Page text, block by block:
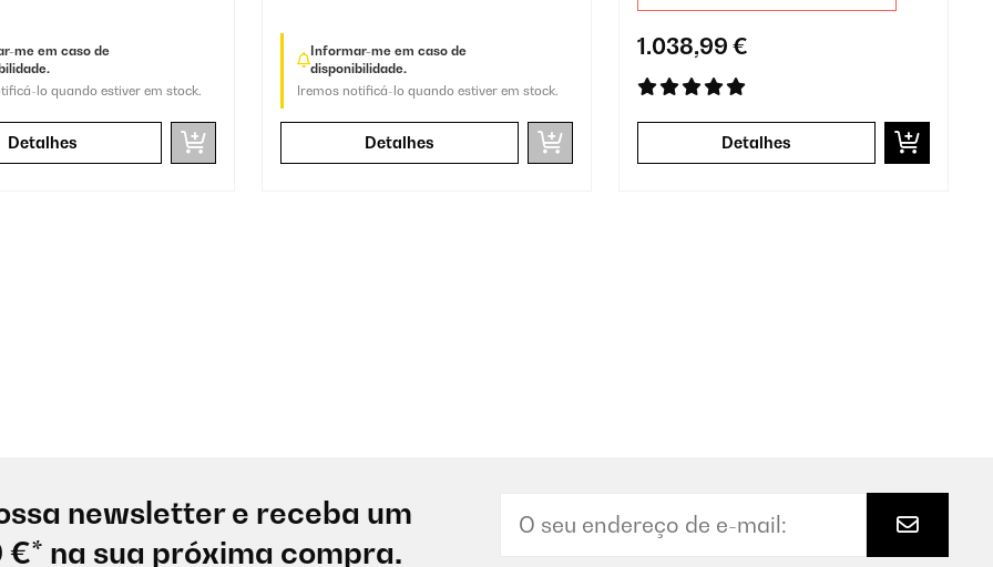
me em caso de
lo quando estiver em stock.
Detalhes
Informar-me em caso de
disponibilidade.
Iremos notificá-lo quando estiver em stock.
Detalhes
1.038,99 €
Detalhes
newsletter e receba um
€* na sua próxima compra.